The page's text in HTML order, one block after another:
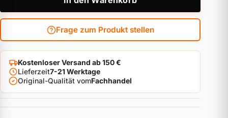
Frage zum Produkt stellen
Kostenloser Versand ab 150 €
Lieferzeit7-21 Werktage
Original-Qualität vomFachhandel